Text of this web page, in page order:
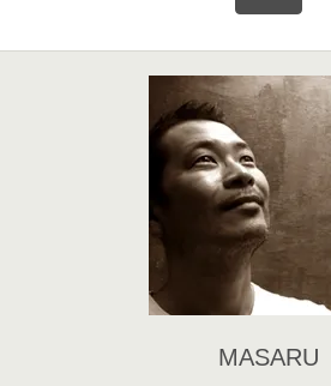
MASARU